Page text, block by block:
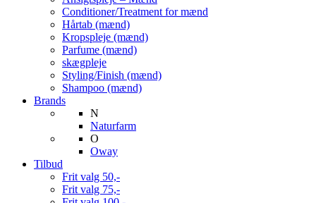
Conditioner/Treatment for mænd
Hårtab (mænd)
Kropspleje (mænd)
Parfume (mænd)
skægpleje
Styling/Finish (mænd)
Shampoo (mænd)
Brands
N
Naturfarm
O
Oway
Tilbud
Frit valg 50,-
Frit valg 75,-